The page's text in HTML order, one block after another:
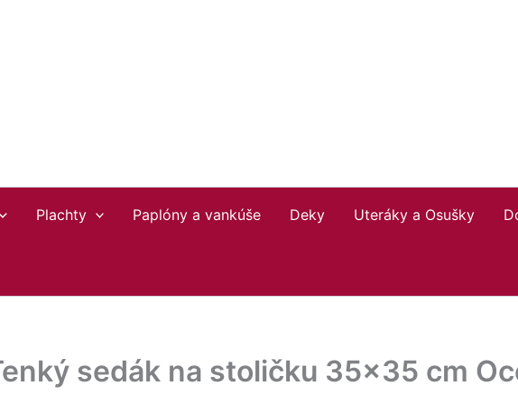
Plachty Paplóny a vankúše Deky Uteráky a Osušky
sedák na stoličku 35×35 cm